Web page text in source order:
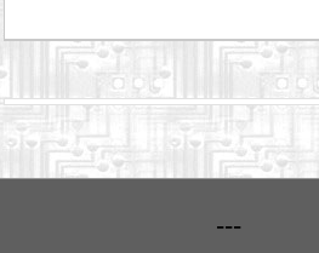
---